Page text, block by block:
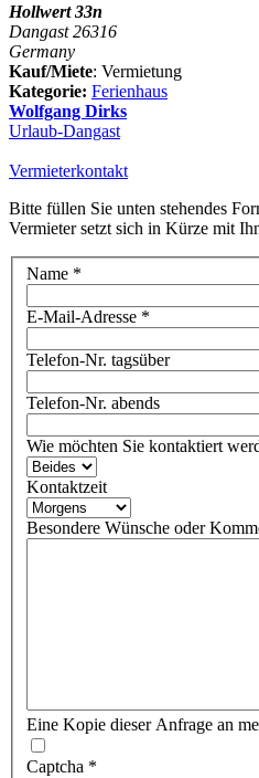
Hollwert 33n
Dangast 26316
Germany
Kauf/Miete: Vermietung
Kategorie: Ferienhaus
Wolfgang Dirks
Urlaub-Dangast
Vermieterkontakt
Bitte füllen Sie unten stehendes
Vermieter setzt sich in Kürze mit
Name *
E-Mail-Adresse *
Telefon-Nr. tagsüber
Telefon-Nr. abends
Wie möchten Sie kontaktiert
Kontaktzeit
Besondere Wünsche oder
Eine Kopie dieser Anfrage an
Captcha *